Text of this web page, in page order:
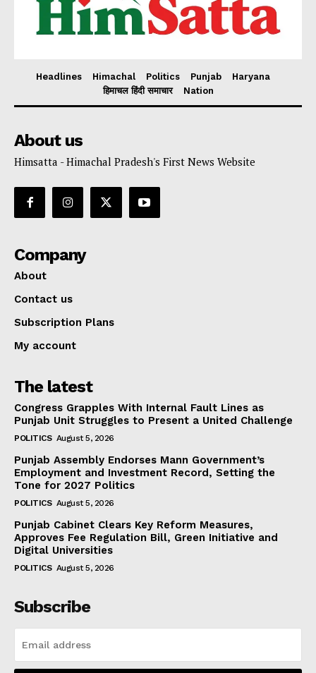
Headlines Himachal Politics Punjab
Haryana
हिमाचल हिंदी समाचार
Nation
About us
Himsatta - Himachal Pradesh's First News Website
Company
About
Contact us
Subscription Plans
My account
The latest
Congress Grapples With Internal Fault Lines as
Punjab Unit Struggles to Present a United Challenge
POLITICS August 5, 2026
Punjab Assembly Endorses Mann Government’s
Employment and Investment Record, Setting the
Tone for 2027 Politics
POLITICS August 5, 2026
Punjab Cabinet Clears Key Reform Measures,
Approves Fee Regulation Bill, Green Initiative and
Digital Universities
POLITICS August 5, 2026
Subscribe